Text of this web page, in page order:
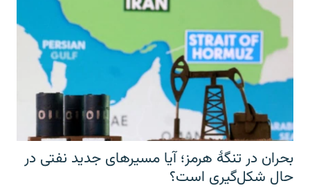
بحران در تنگهٔ هرمز؛ آیا مسیرهای جدید نفتی در
حال شکل‌گیری است؟